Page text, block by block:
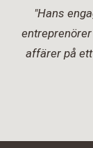
"Hans
affärer på